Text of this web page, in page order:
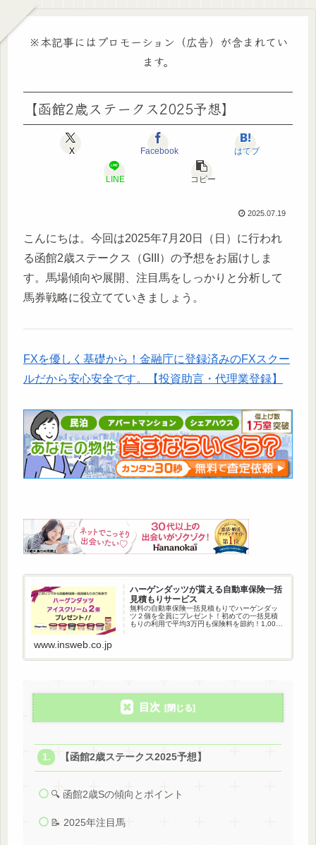
※本記事にはプロモーション（広告）が含まれてい
ます。
【函館2歳ステークス2025予想】
X Facebook はてブ
LINE コピー
2025.07.19
こんにちは。今回は2025年7月20日（日）に行われ
る函館2歳ステークス（GIII）の予想をお届けしま
す。馬場傾向や展開、注目馬をしっかりと分析して
馬券戦略に役立てていきましょう。
FXを優しく基礎から！金融庁に登録済みのFXスクー
ルだから安心安全です。【投資助言・代理業登録】
ハーゲンダッツが貰える自動車保険一括
見積もりサービス
無料の自動車保険一括見積もりでハーゲンダッ
ツ２個を全員にプレゼント！初めての一括見積
もりの利用で平均3万円も保険料を節約！1,000
www.insweb.co.jp
目次
【函館2歳ステークス2025予想】
🔍 函館2歳Sの傾向とポイント
📝 2025年注目馬